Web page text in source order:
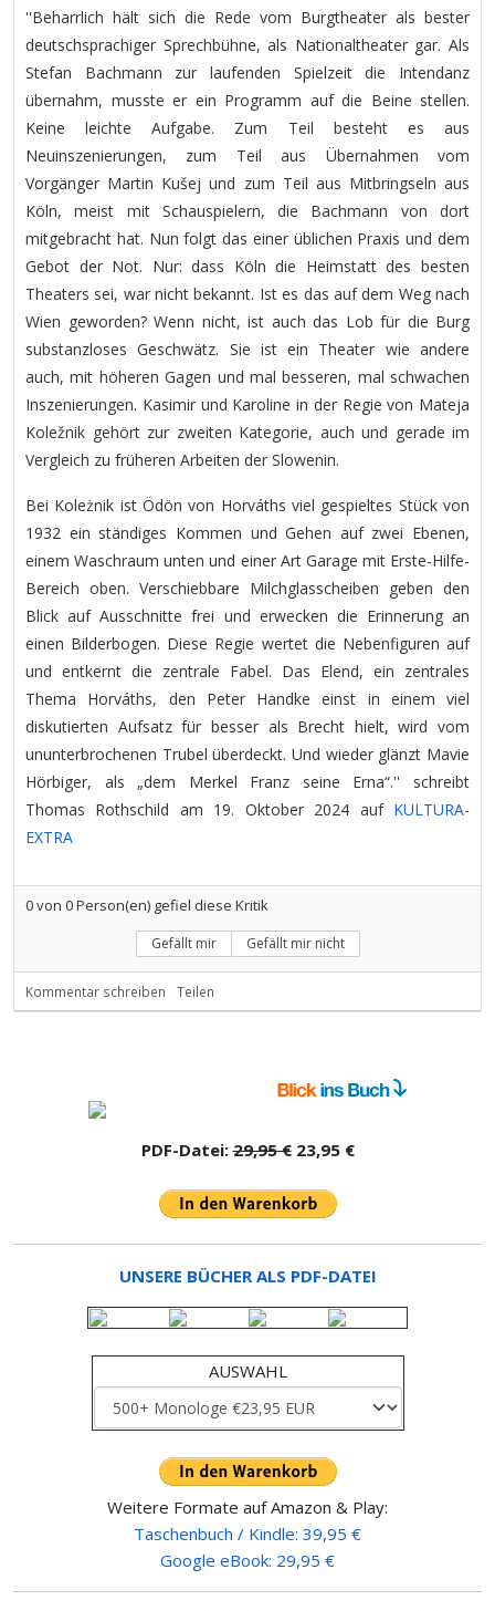
''Beharrlich hält sich die Rede vom Burgtheater als bester
deutschsprachiger Sprechbühne, als Nationaltheater gar. Als
Stefan Bachmann zur laufenden Spielzeit die Intendanz
übernahm, musste er ein Programm auf die Beine stellen.
Keine leichte Aufgabe. Zum Teil besteht es aus
Neuinszenierungen, zum Teil aus Übernahmen vom
Vorgänger Martin Kušej und zum Teil aus Mitbringseln aus
Köln, meist mit Schauspielern, die Bachmann von dort
mitgebracht hat. Nun folgt das einer üblichen Praxis und dem
Gebot der Not. Nur: dass Köln die Heimstatt des besten
Theaters sei, war nicht bekannt. Ist es das auf dem Weg nach
Wien geworden? Wenn nicht, ist auch das Lob für die Burg
substanzloses Geschwätz. Sie ist ein Theater wie andere
auch, mit höheren Gagen und mal besseren, mal schwachen
Inszenierungen. Kasimir und Karoline in der Regie von Mateja
Koležnik gehört zur zweiten Kategorie, auch und gerade im
Vergleich zu früheren Arbeiten der Slowenin.
Bei Koleżnik ist Ödön von Horváths viel gespieltes Stück von
1932 ein ständiges Kommen und Gehen auf zwei Ebenen,
einem Waschraum unten und einer Art Garage mit Erste-Hilfe-
Bereich oben. Verschiebbare Milchglasscheiben geben den
Blick auf Ausschnitte frei und erwecken die Erinnerung an
einen Bilderbogen. Diese Regie wertet die Nebenfiguren auf
und entkernt die zentrale Fabel. Das Elend, ein zentrales
Thema Horváths, den Peter Handke einst in einem viel
diskutierten Aufsatz für besser als Brecht hielt, wird vom
ununterbrochenen Trubel überdeckt. Und wieder glänzt Mavie
Hörbiger, als „dem Merkel Franz seine Erna“.'' schreibt
Thomas Rothschild am 19. Oktober 2024 auf KULTURA-
EXTRA
0von 0Person(en) gefiel diese Kritik
Gefällt mir Gefällt mir nicht
Kommentar schreiben Teilen
PDF-Datei:29,95 €23,95 €
UNSERE BÜCHER ALS PDF-DATEI
AUSWAHL
Weitere Formate auf Amazon & Play:
Taschenbuch / Kindle: 39,95 €
Google eBook: 29,95 €